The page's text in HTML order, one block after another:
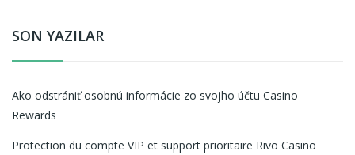
SON YAZILAR
Ako odstrániť osobnú informácie zo svojho účtu Casino
Rewards
Protection du compte VIP et support prioritaire Rivo Casino